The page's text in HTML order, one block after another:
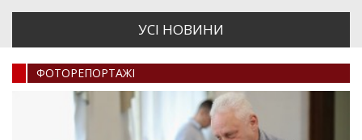
УСI НОВИНИ
ФОТОРЕПОРТАЖI